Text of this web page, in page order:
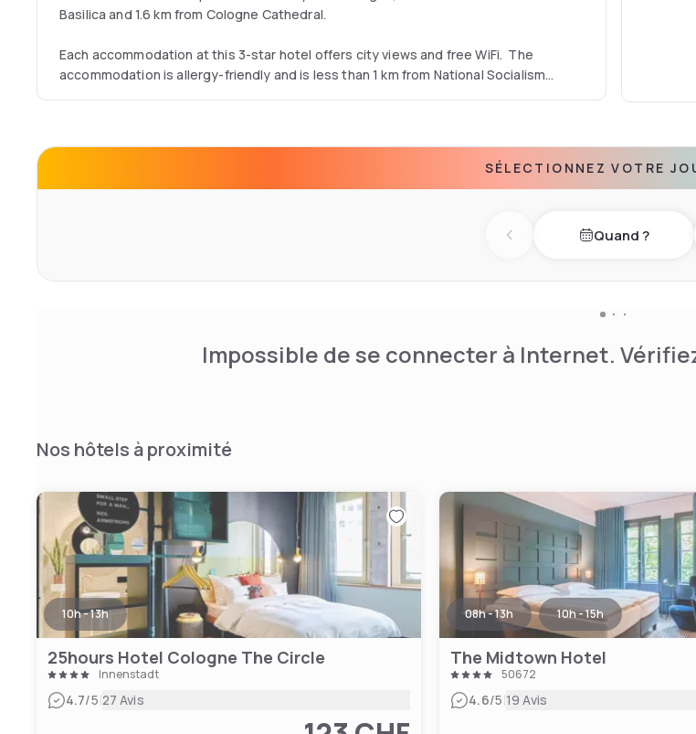
Basilica and 1.6 km from Cologne Cathedral.
Each accommodation at this 3-star hotel offers city views and free WiFi. The
accommodation is allergy-friendly and is less than 1 km from National Socialism
The staff at the reception speak German, English, Italian and Turkish and are always
SÉLECTIONNEZ VOTRE
Previous dayQuand ?
Impossible de se connecter à Internet.
Nos hôtels à proximité
10h - 13h
25hours Hotel Cologne The Circle
Innenstadt
4.7/5|27 Avis
08h - 13h 10h - 15h
The Midtown Hotel
50672
4.6/5|19 Avis